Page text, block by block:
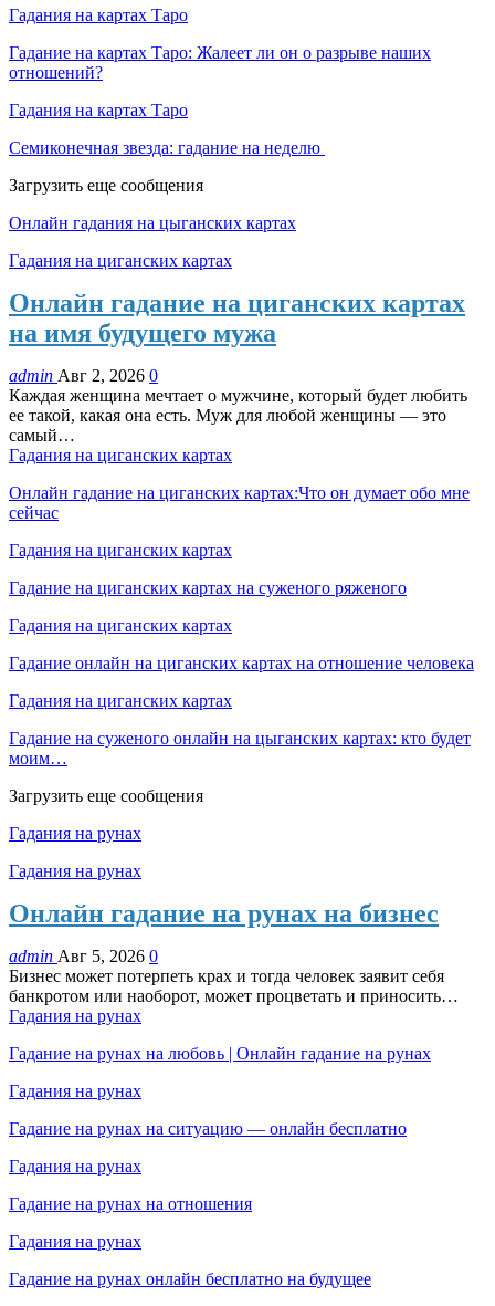
Гадания на картах Таро
Гадание на картах Таро: Жалеет ли он о разрыве наших
отношений?
Гадания на картах Таро
Семиконечная звезда: гадание на неделю
Загрузить еще сообщения
Онлайн гадания на цыганских картах
Гадания на циганских картах
Онлайн гадание на циганских картах
на имя будущего мужа
admin Авг 2, 2026 0
Каждая женщина мечтает о мужчине, который будет любить
ее такой, какая она есть. Муж для любой женщины — это
самый…
Гадания на циганских картах
Онлайн гадание на циганских картах:Что он думает обо мне
сейчас
Гадания на циганских картах
Гадание на циганских картах на суженого ряженого
Гадания на циганских картах
Гадание онлайн на циганских картах на отношение человека
Гадания на циганских картах
Гадание на суженого онлайн на цыганских картах: кто будет
моим…
Загрузить еще сообщения
Гадания на рунах
Гадания на рунах
Онлайн гадание на рунах на бизнес
admin Авг 5, 2026 0
Бизнес может потерпеть крах и тогда человек заявит себя
банкротом или наоборот, может процветать и приносить…
Гадания на рунах
Гадание на рунах на любовь | Онлайн гадание на рунах
Гадания на рунах
Гадание на рунах на ситуацию — онлайн бесплатно
Гадания на рунах
Гадание на рунах на отношения
Гадания на рунах
Гадание на рунах онлайн бесплатно на будущее